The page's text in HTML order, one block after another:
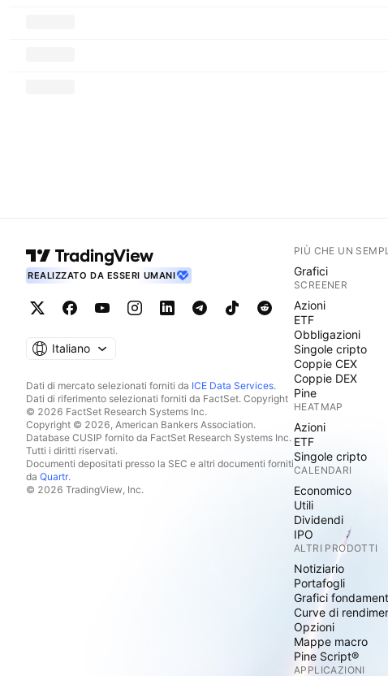
REALIZZATO DA ESSERI UMANI
Italiano
Dati di mercato selezionati forniti da ICE Data Services.
Dati di riferimento selezionati forniti da FactSet. Copyright
© 2026 FactSet Research Systems Inc.
Copyright © 2026, American Bankers Association.
Database CUSIP fornito da FactSet Research Systems Inc.
Tutti i diritti riservati.
Documenti depositati presso la SEC e altri documenti forniti
da Quartr.
© 2026 TradingView, Inc.
PIÙ CHE UN
Grafici
SCREENER
Azioni
ETF
Obbligazioni
Singole cripto
Coppie CEX
Coppie DEX
Pine
HEATMAP
Azioni
ETF
Singole cripto
CALENDARI
Economico
Utili
Dividendi
IPO
ALTRI PRODOTTI
Notiziario
Portafogli
Grafici
Curve di
Opzioni
Mappe macro
Pine Script®
APPLICAZIONI